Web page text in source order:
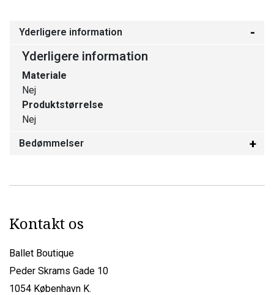
Yderligere information
Yderligere information
Materiale
Nej
Produktstørrelse
Nej
Bedømmelser
Kontakt os
Ballet Boutique
Peder Skrams Gade 10
1054 København K.